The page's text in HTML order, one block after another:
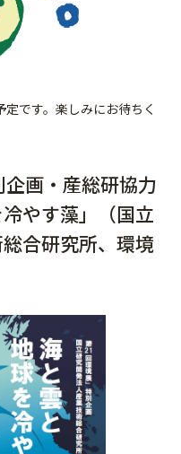
です。楽しみにお待ちく
企画・産総研協力
やす藻」（国立
合研究所、環境